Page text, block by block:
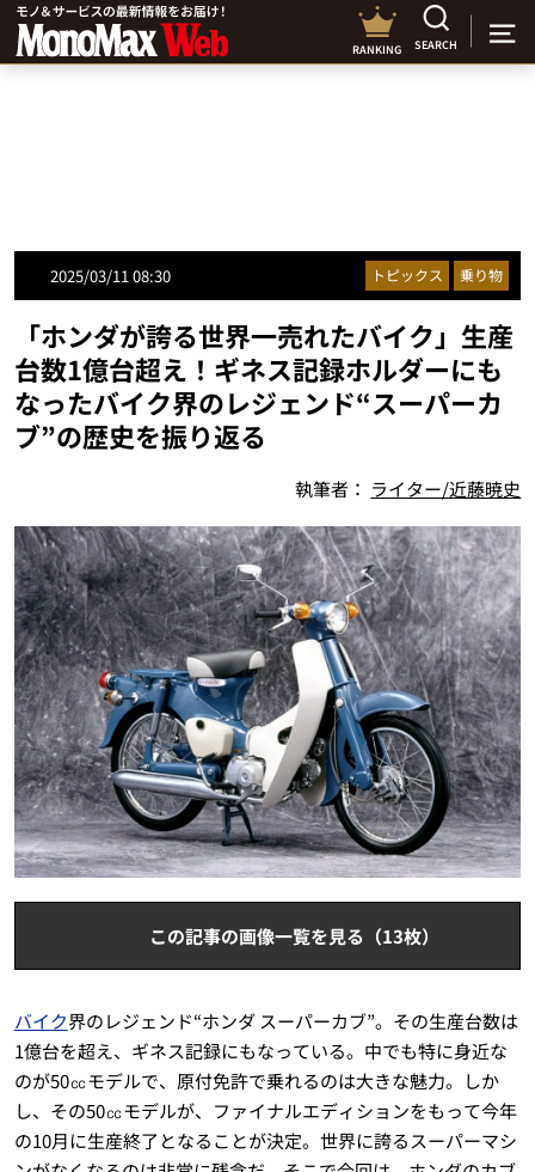
RANKING SEARCH
2025/03/11 08:30 トピックス 乗り物
「ホンダが誇る世界一売れたバイク」生産
台数1億台超え！ギネス記録ホルダーにも
なったバイク界のレジェンド“スーパーカ
ブ”の歴史を振り返る
執筆者： ライター/近藤暁史
この記事の画像一覧を見る（13枚）
バイク界のレジェンド“ホンダ スーパーカブ”。その生産台数は
1億台を超え、ギネス記録にもなっている。中でも特に身近な
のが50㏄モデルで、原付免許で乗れるのは大きな魅力。しか
し、その50㏄モデルが、ファイナルエディションをもって今年
の10月に生産終了となることが決定。世界に誇るスーパーマシ